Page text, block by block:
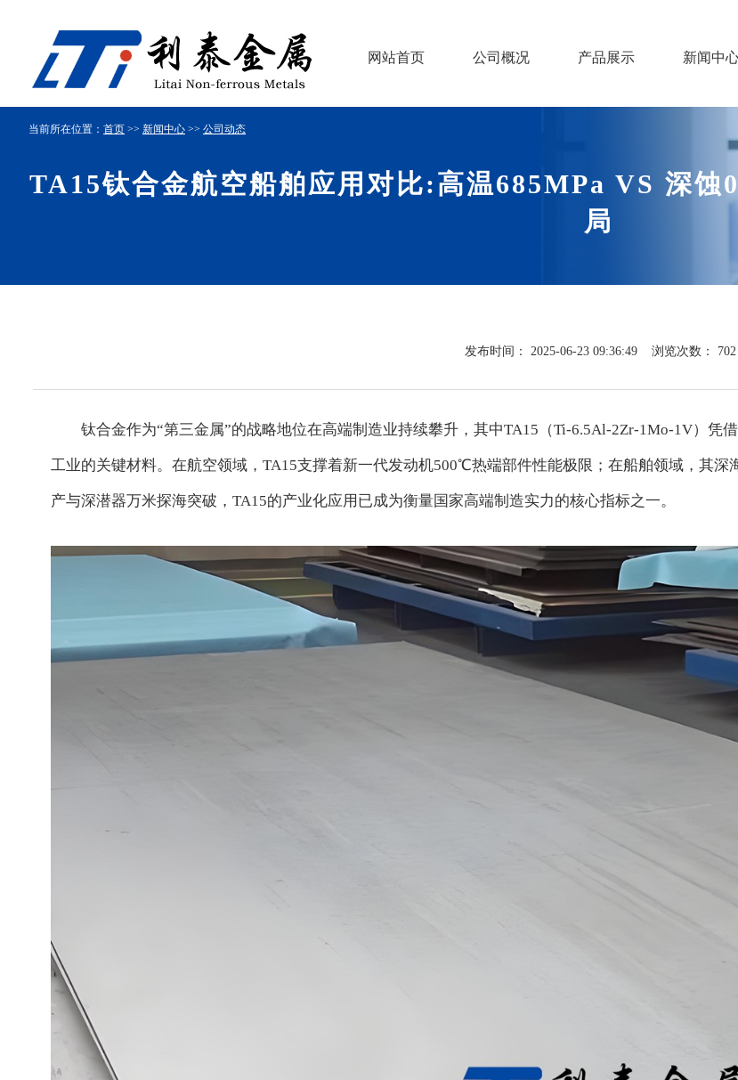
网站首页 公司概况 产品展示 新闻中
当前所在位置： 首页 >> 新闻中心 >> 公司动态
TA15钛合金航空船舶应用对比:高温685MPa VS 深蚀
局
发布时间： 2025-06-23 09:36:49 浏览次数： 702
钛合金作为“第三金属”的战略地位在高端制造业持续攀升，其中TA15（Ti-6.5Al-2Zr-1Mo-1V）凭
工业的关键材料。在航空领域，TA15支撑着新一代发动机500℃热端部件性能极限；在船舶领域，其
产与深潜器万米探海突破，TA15的产业化应用已成为衡量国家高端制造实力的核心指标之一。